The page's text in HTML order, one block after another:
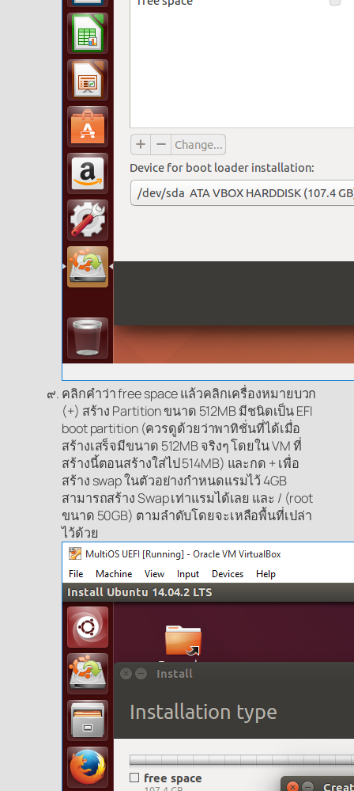
คลิกคำว่า free space แล้วคลิกเครื่องหมายบวก
(+) สร้าง Partition ขนาด 512MB มีชนิดเป็น EFI
boot partition (ควรดูด้วยว่าพาทิชั่นที่ได้เมื่อ
สร้างเสร็จมีขนาด 512MB จริงๆ โดยใน VM ที่
สร้างนี้ตอนสร้างใส่ไป 514MB) และกด + เพื่อ
สร้าง swap ในตัวอย่างกำหนดแรมไว้ 4GB
สามารถสร้าง Swap เท่าแรมได้เลย และ / (root
ขนาด 50GB) ตามลำดับโดยจะเหลือพื้นที่เปล่า
ไว้ด้วย